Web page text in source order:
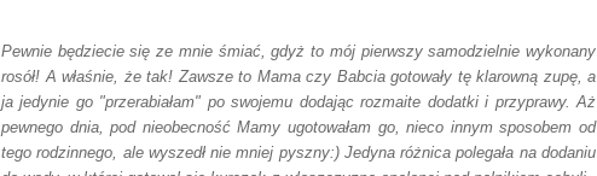
Pewnie będziecie się ze mnie śmiać, gdyż to mój pierwszy samodzielnie wykonany
rosół! A właśnie, że tak! Zawsze to Mama czy Babcia gotowały tę klarowną zupę, a
ja jedynie go "przerabiałam" po swojemu dodając rozmaite dodatki i przyprawy. Aż
pewnego dnia, pod nieobecność Mamy ugotowałam go, nieco innym sposobem od
tego rodzinnego, ale wyszedł nie mniej pyszny:) Jedyna różnica polegała na dodaniu